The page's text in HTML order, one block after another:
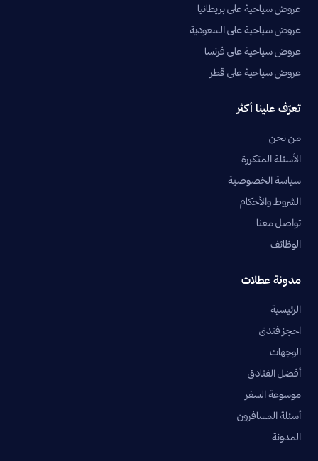
عروض سياحية على بريطانيا
عروض سياحية على السعودية
عروض سياحية على فرنسا
عروض سياحية على قطر
تعرّف علينا أكثر
من نحن
الأسئلة المتكررة
سياسة الخصوصية
الشروط والأحكام
تواصل معنا
الوظائف
مدونة عطلات
الرئيسية
احجز فندق
الوجهات
أفضل الفنادق
موسوعة السفر
أسئلة المسافرون
المدونة